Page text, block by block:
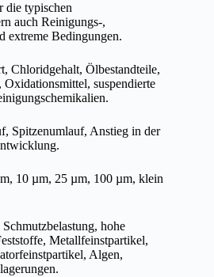
die typischen
auch Reinigungs-,
extreme Bedingungen.
Chloridgehalt, Ölbestandteile,
suspendierte
Spitzenumlauf, Anstieg in der
10 µm, 25 µm, 100 µm, klein
hohe
Metallfeinstpartikel,
Algen,